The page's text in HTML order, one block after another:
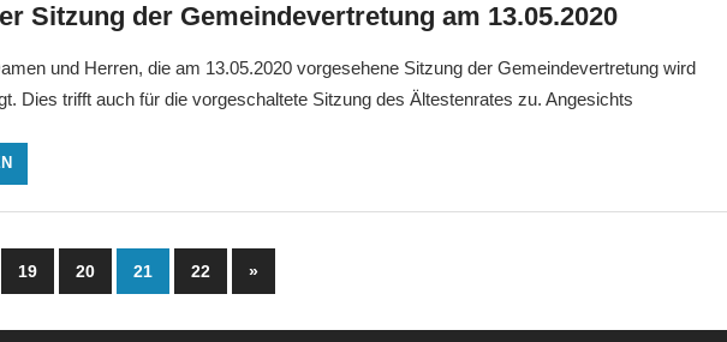
Sitzung der Gemeindevertretung am 13.05.2020
und Herren, die am 13.05.2020 vorgesehene Sitzung der Gemeindevertretung wird
Dies trifft auch für die vorgeschaltete Sitzung des Ältestenrates zu. Angesichts
19 20 21 22
Nächste
Beiträge
»